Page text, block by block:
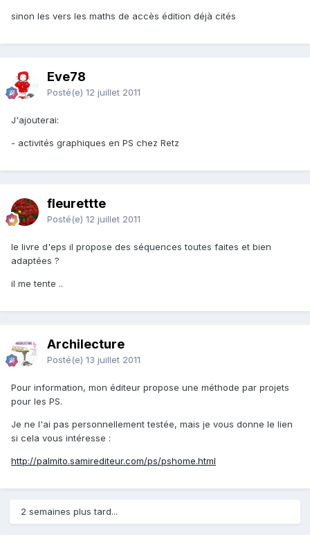
sinon les vers les maths de accès édition déjà cités
Eve78
Posté(e) 12 juillet 2011
J'ajouterai:
- activités graphiques en PS chez Retz
fleurettte
Posté(e) 12 juillet 2011
le livre d'eps il propose des séquences toutes faites et bien
adaptées ?
il me tente ..
Archilecture
Posté(e) 13 juillet 2011
Pour information, mon éditeur propose une méthode par projets
pour les PS.
Je ne l'ai pas personnellement testée, mais je vous donne le lien
si cela vous intéresse :
http://palmito.samirediteur.com/ps/pshome.html
2 semaines plus tard...